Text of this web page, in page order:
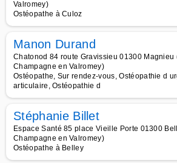
Valromey)
Ostéopathe à Culoz
Manon Durand
Chatonod 84 route Gravissieu 01300 Magnieu
Champagne en Valromey)
Ostéopathe, Sur rendez-vous, Ostéopathie d
articulaire, Ostéopathie d
Stéphanie Billet
Espace Santé 85 place Vieille Porte 01300
Champagne en Valromey)
Ostéopathe à Belley